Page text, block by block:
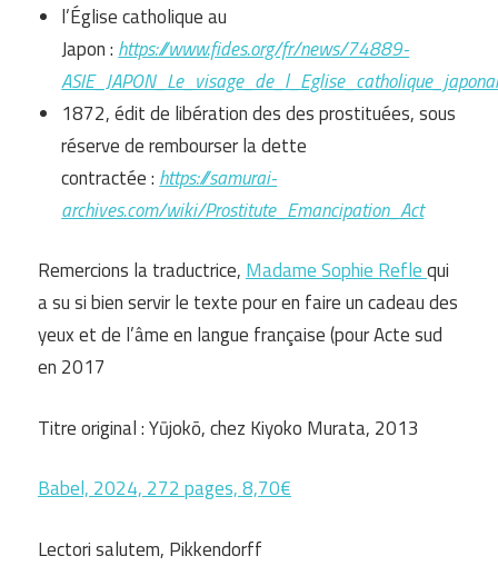
l’Église catholique au
Japon : https://www.fides.org/fr/news/74889-
1872, édit de libération des des prostituées, sous
réserve de rembourser la dette
contractée : https://samurai-
archives.com/wiki/Prostitute_Emancipation_Act
Remercions la traductrice,Madame Sophie Reflequi
a su si bien servir le texte pour en faire un cadeau des
yeux et de l’âme en langue française (pour Acte sud
en 2017
Titre original : Yūjokō, chez Kiyoko Murata, 2013
Babel, 2024, 272 pages, 8,70€
Lectori salutem, Pikkendorff